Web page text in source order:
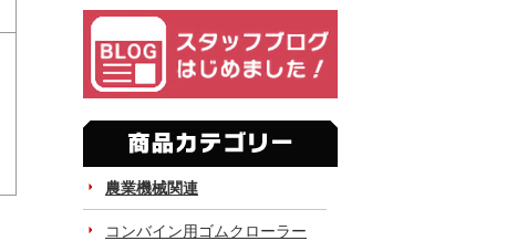
農業機械関連
コンバイン用ゴムクローラー